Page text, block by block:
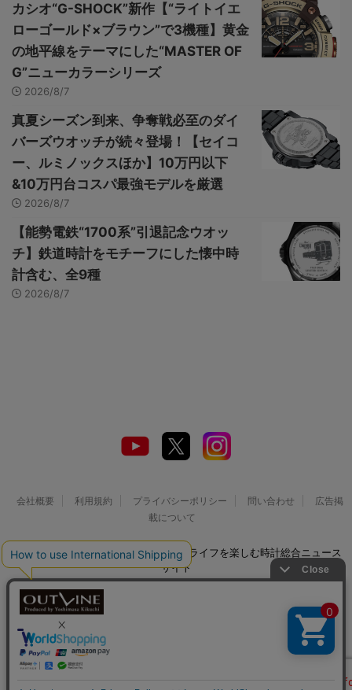
カシオ“G-SHOCK”新作【“ライトイエ
ローゴールド×ブラウン”で3機種】黄金
の地平線をテーマにした“MASTER OF
G”ニューカラーシリーズ
2026/8/7
真夏シーズン到来、争奪戦必至のダイ
バーズウオッチが続々登場！【セイコ
ー、ルミノックスほか】10万円以下
&10万円台コスパ最強モデルを厳選
2026/8/7
【能勢電鉄“1700系”引退記念ウオッ
チ】鉄道時計をモチーフにした懐中時
計含む、全9種
2026/8/7
会社概要 利用規約 プライバシーポリシー 問い合わせ
広告掲
載について
© 2026 Watch LIFE NEWS｜ウオッチライフを楽しむ時計総合ニュース
サイト